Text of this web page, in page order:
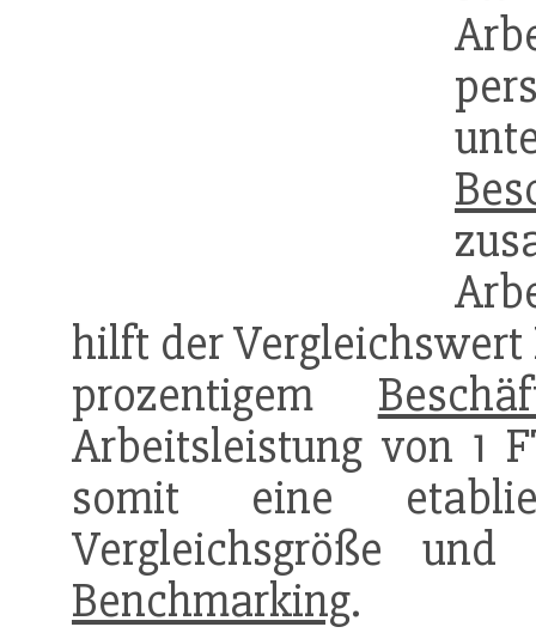
hilft der Vergleichswert
prozentigem
Arbeitsleistung von 1
somit eine
Vergleichsgröße
Benchmarking.